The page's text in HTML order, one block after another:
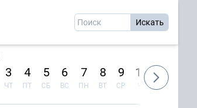
3
ЧТ
4
ПТ
5
СБ
6
ВС
7
ПН
8
ВТ
9
СР
10
ЧТ
11
ПТ